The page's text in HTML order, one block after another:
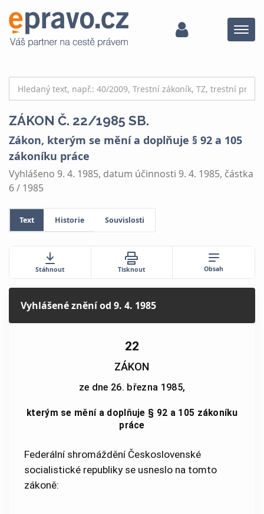
Menu
ZÁKON Č. 22/1985 SB.
Zákon, kterým se mění a doplňuje § 92 a 105
zákoníku práce
Vyhlášeno 9. 4. 1985, datum účinnosti 9. 4. 1985, částka
6 / 1985
Text Historie Souvislosti
Stáhnout Tisknout Obsah
Vyhlášené zněníod 9. 4. 1985
22
ZÁKON
ze dne 26. března 1985,
kterým se mění a doplňuje § 92 a 105 zákoníku
práce
Federální shromáždění Československé
socialistické republiky se usneslo na tomto
zákoně: